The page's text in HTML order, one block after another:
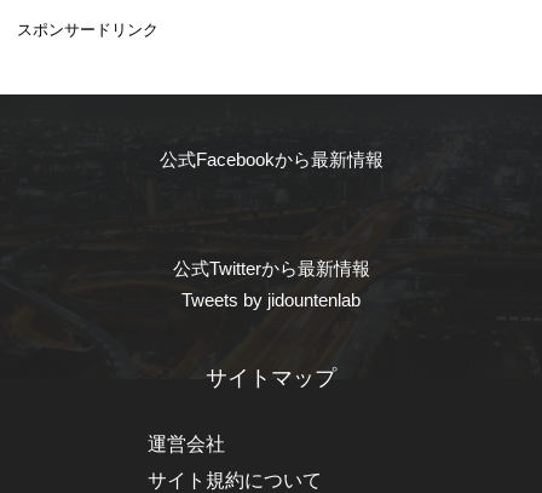
スポンサードリンク
公式Facebookから最新情報
公式Twitterから最新情報
Tweets by jidountenlab
サイトマップ
運営会社
サイト規約について